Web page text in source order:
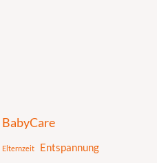
BabyCare
Elternzeit Entspannung